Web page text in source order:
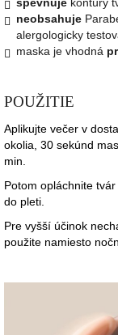
neobsahuje
alergologicky
maska je vhodná
POUŽITIE
Aplikujte večer v
okolia, 30 sekúnd
min.
Potom opláchnite
do pleti.
Pre vyšší účinok
použite namiesto